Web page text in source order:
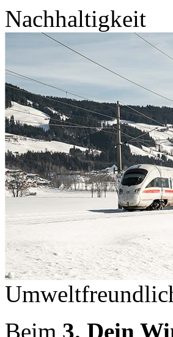
Nachhaltigkeit
Beim 3. Dein